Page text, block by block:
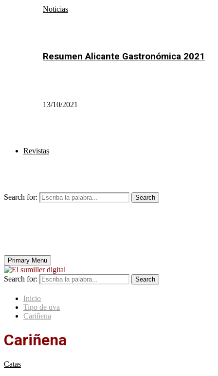
Noticias
Resumen Alicante Gastronómica 2021
13/10/2021
Revistas
Search for: Search
Primary Menu
Search for: Search
Inicio
Tipo de uva
Cariñena
Cariñena
Catas